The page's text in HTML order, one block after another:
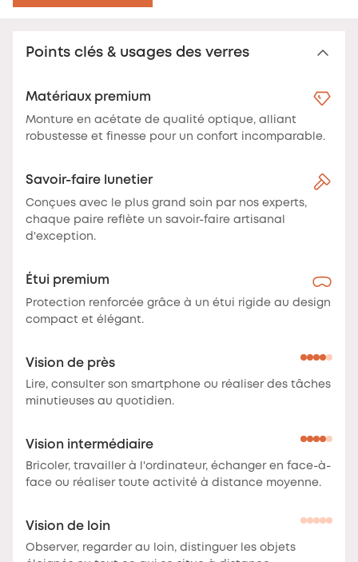
Points clés & usages des verres
Matériaux premium
Monture en acétate de qualité optique, alliant
robustesse et finesse pour un confort incomparable.
Savoir-faire lunetier
Conçues avec le plus grand soin par nos experts,
chaque paire reflète un savoir-faire artisanal
d'exception.
Étui premium
Protection renforcée grâce à un étui rigide au design
compact et élégant.
Vision de près
Lire, consulter son smartphone ou réaliser des tâches
minutieuses au quotidien.
Vision intermédiaire
Bricoler, travailler à l'ordinateur, échanger en face-à-
face ou réaliser toute activité à distance moyenne.
Vision de loin
Observer, regarder au loin, distinguer les objets